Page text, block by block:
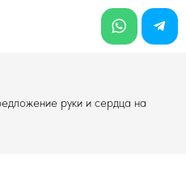
руки и сердца на